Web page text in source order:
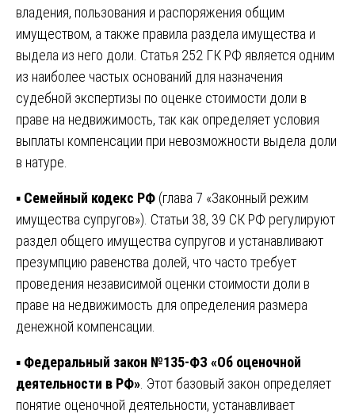
владения, пользования и распоряжения общим
имуществом, а также правила раздела имущества и
выдела из него доли. Статья 252 ГК РФ является одним
из наиболее частых оснований для назначения
судебной экспертизы по оценке стоимости доли в
праве на недвижимость, так как определяет условия
выплаты компенсации при невозможности выдела доли
в натуре.
▪️ Семейный кодекс РФ (глава 7 «Законный режим
имущества супругов»). Статьи 38, 39 СК РФ регулируют
раздел общего имущества супругов и устанавливают
презумпцию равенства долей, что часто требует
проведения независимой оценки стоимости доли в
праве на недвижимость для определения размера
денежной компенсации.
▪️ Федеральный закон №135-ФЗ «Об оценочной
деятельности в РФ» . Этот базовый закон определяет
понятие оценочной деятельности, устанавливает